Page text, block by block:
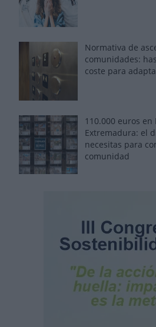
Normativa de
comunidades:
coste para
110.000 euros
Extremadura: el
necesitas para
comunidad